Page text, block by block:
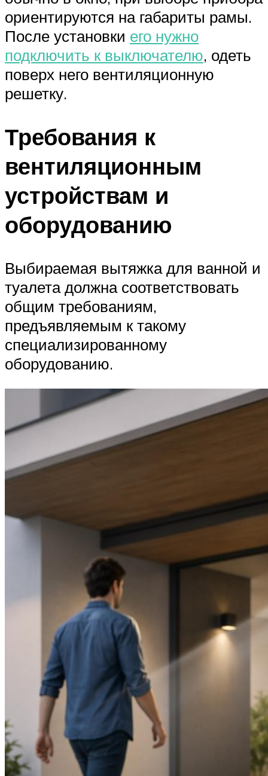
ориентируются на габариты рамы.
После установки его нужно
подключить к выключателю, одеть
поверх него вентиляционную
решетку.
Требования к
вентиляционным
устройствам и
оборудованию
Выбираемая вытяжка для ванной и
туалета должна соответствовать
общим требованиям,
предъявляемым к такому
специализированному
оборудованию.